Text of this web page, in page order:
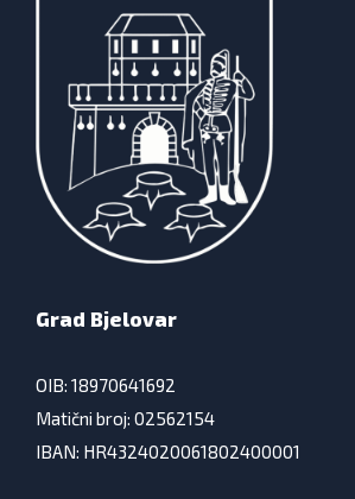
Grad Bjelovar
OIB: 18970641692
Matični broj: 02562154
IBAN: HR4324020061802400001